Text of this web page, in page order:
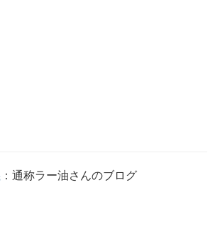
：通称ラー油さんのブログ